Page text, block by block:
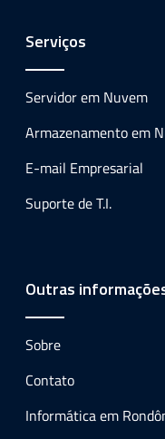
Serviços
Servidor em Nuvem
Armazenamento em
E-mail Empresarial
Suporte de T.I.
Outras
Sobre
Contato
Informática em